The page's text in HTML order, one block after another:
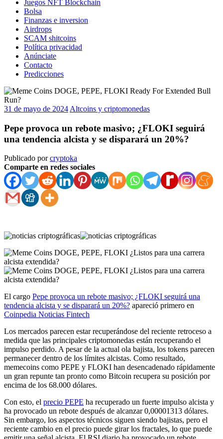
Juegos NFT Blockchain
Bolsa
Finanzas e inversion
Airdrops
SCAM shitcoins
Política privacidad
Anúnciate
Contacto
Predicciones
31 de mayo de 2024 Altcoins y criptomonedas
Pepe provoca un rebote masivo; ¿FLOKI seguirá
una tendencia alcista y se disparará un 20%?
Publicado porcryptoka
Comparte en redes sociales
El cargo Pepe provoca un rebote masivo; ¿FLOKI seguirá una
tendencia alcista y se disparará un 20%? apareció primero en
Coinpedia Noticias Fintech
Los mercados parecen estar recuperándose del reciente retroceso a
medida que las principales criptomonedas están recuperando el
impulso perdido. A pesar de la actual ola bajista, los tokens parecen
permanecer dentro de los límites alcistas. Como resultado,
memecoins como PEPE y FLOKI han desencadenado rápidamente
un gran repunte tan pronto como Bitcoin recupera su posición por
encima de los 68.000 dólares.
Con esto, el precio PEPE ha recuperado un fuerte impulso alcista y
ha provocado un rebote después de alcanzar 0,00001313 dólares.
Sin embargo, los aspectos técnicos siguen siendo bajistas, pero el
reciente cambio en el precio puede girar los fractales, lo que puede